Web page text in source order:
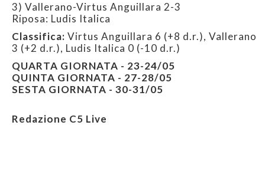
3) Vallerano-Virtus Anguillara 2-3
Riposa: Ludis Italica
Classifica: Virtus Anguillara 6 (+8 d.r.), Vallerano
3 (+2 d.r.), Ludis Italica 0 (-10 d.r.)
QUARTA GIORNATA - 23-24/05
QUINTA GIORNATA - 27-28/05
SESTA GIORNATA - 30-31/05
Redazione C5 Live